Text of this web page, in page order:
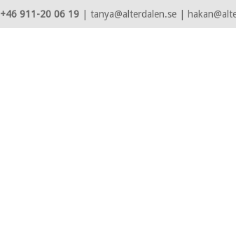
+46 911-20 06 19 | tanya@alterdalen.se |